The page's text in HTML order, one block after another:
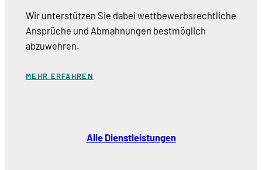
Wir unterstützen Sie dabei wettbewerbsrechtliche
Ansprüche und Abmahnungen bestmöglich
abzuwehren.
MEHR ERFAHREN
Alle Dienstleistungen